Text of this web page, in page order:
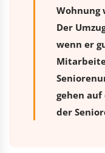
Wohnung
Der
wenn er
gehen
der